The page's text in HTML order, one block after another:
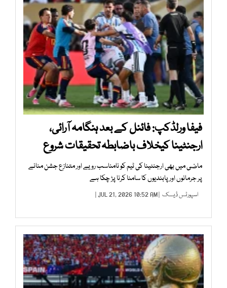
فیفا ورلڈکپ: فائنل کے بعد ہنگامہ آرائی،
ارجنٹینا کیخلاف باضابطہ تحقیقات شروع
ماضی میں بھی ارجنٹینا کی ٹیم کو نامناسب رویے اور متنازع جشن منانے
پر جرمانوں اور پابندیوں کا سامنا کرنا پڑ چکا ہے
اسپورٹس ڈیسک | JUL 21, 2026 10:52 AM |